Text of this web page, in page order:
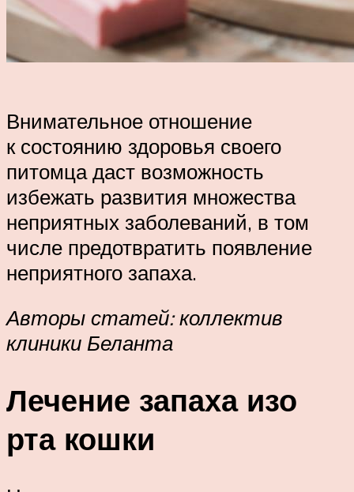
Внимательное отношение
к состоянию здоровья своего
питомца даст возможность
избежать развития множества
неприятных заболеваний, в том
числе предотвратить появление
неприятного запаха.
Авторы статей: коллектив
клиники Беланта
Лечение запаха изо
рта кошки